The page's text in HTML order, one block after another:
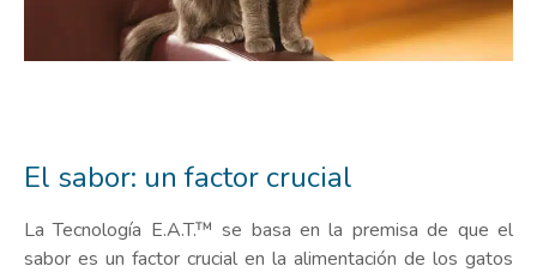
El sabor: un factor crucial
La Tecnología E.A.T.™ se basa en la premisa de que el
sabor es un factor crucial en la alimentación de los gatos